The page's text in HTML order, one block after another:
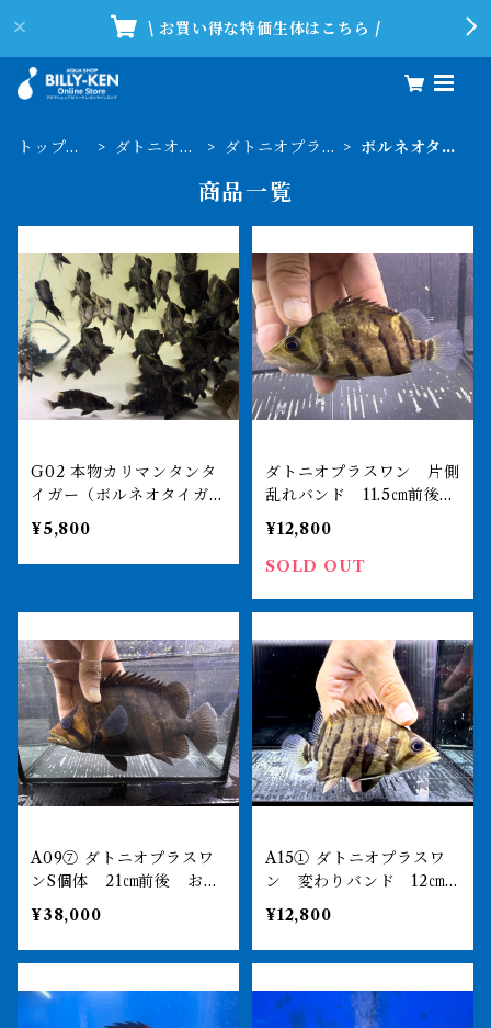
\ お買い得な特価生体はこちら /
トップペ
ダトニオイ
ダトニオプラス
ボルネオタイ
商品一覧
G02 本物カリマンタンタ
イガー（ボルネオタイガ
ー） 8-11㎝前後 ダトニ
オプラスワン インドネシ
ア便
¥5,800
ダトニオプラスワン 片側
乱れバンド 11.5㎝前後
おとひめ食べます
¥12,800
SOLD OUT
A09⑦ ダトニオプラスワ
ンS個体 21㎝前後 おと
ひめ食べます
¥38,000
A15① ダトニオプラスワ
ン 変わりバンド 12㎝
前後
¥12,800